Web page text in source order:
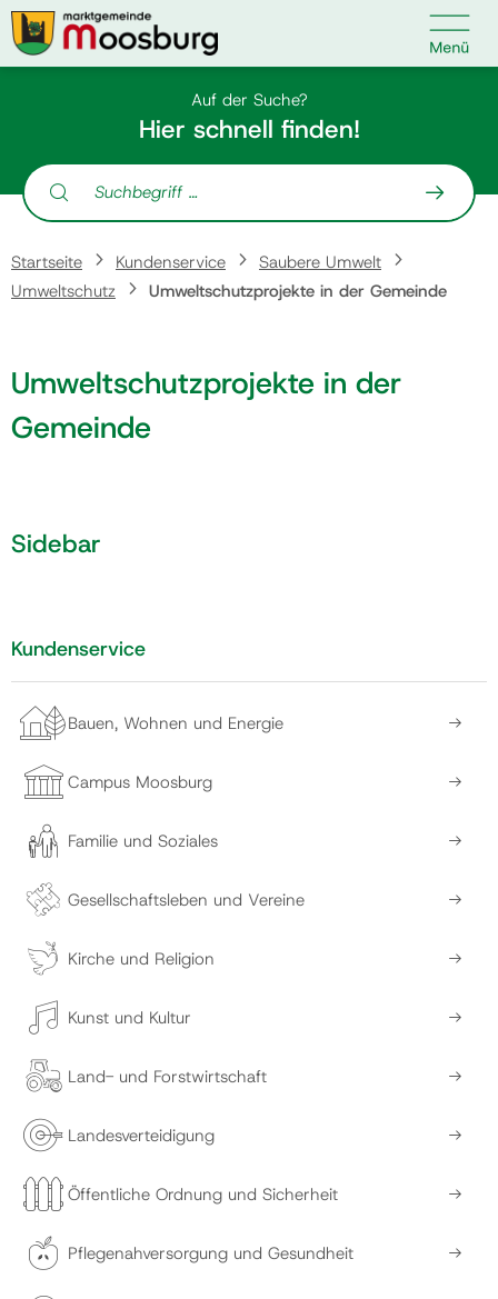
Kontakt 
Suche nach:
Startseite
Kundenservice
Veranstaltungen
Gemeinde
Auf der Suche?
Hier schnell finden!
Suche nach:
Startseite Kundenservice
Saubere Umwelt
Umweltschutz
Umweltschutzprojekte in der Gemeinde
Umweltschutzprojekte in der
Gemeinde
Sidebar
Kundenservice
Bauen, Wohnen und Energie
Campus Moosburg
Familie und Soziales
Gesellschaftsleben und Vereine
Kirche und Religion
Kunst und Kultur
Land- und Forstwirtschaft
Landesverteidigung
Öffentliche Ordnung und Sicherheit
Pflegenahversorgung und Gesundheit